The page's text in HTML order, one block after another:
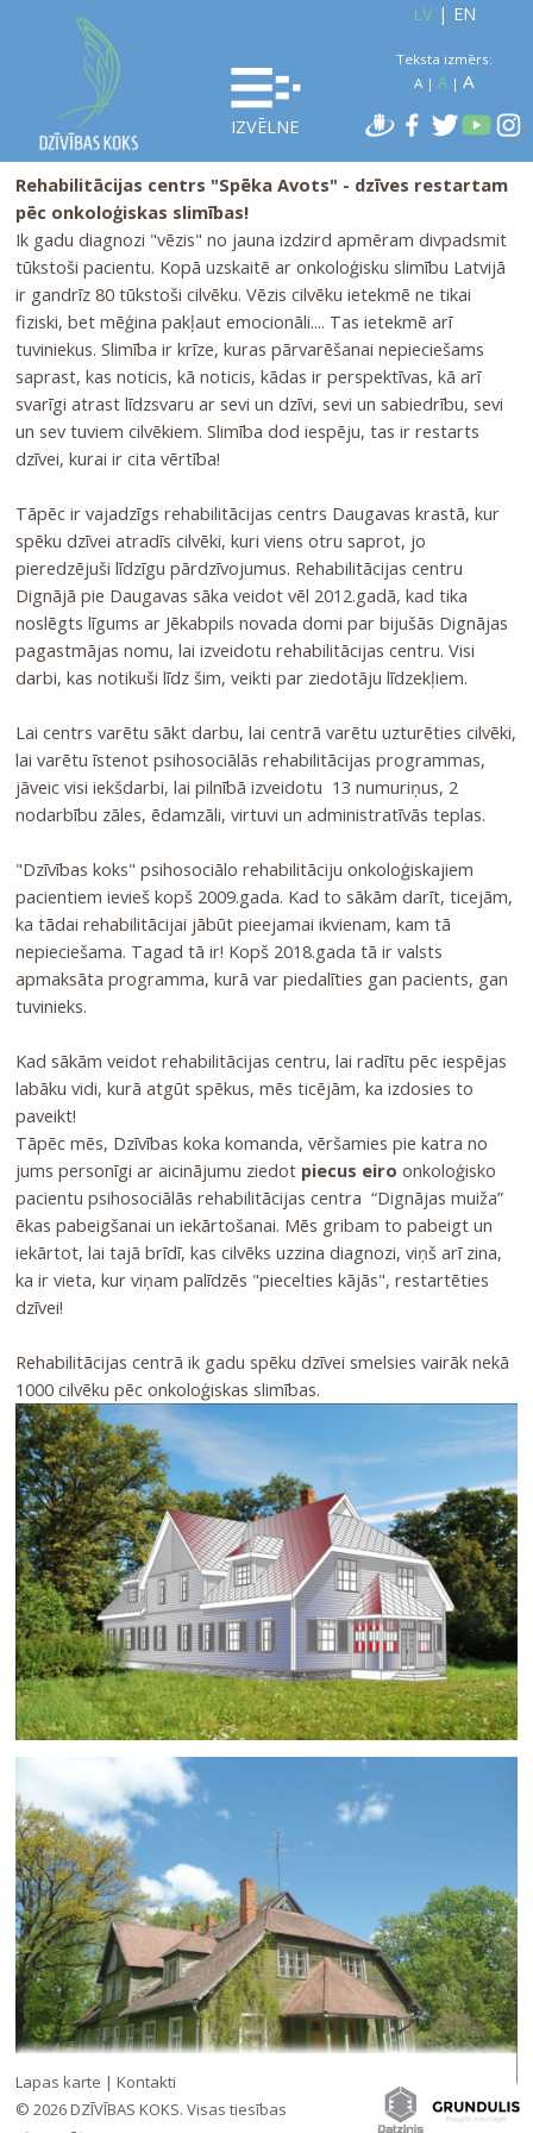
IZVĒLNE
LV| EN
Teksta izmērs:
A| A| A
Rehabilitācijas centrs "Spēka Avots" - dzīves restartam
pēc onkoloģiskas slimības!
Ik gadu diagnozi "vēzis" no jauna izdzird apmēram divpadsmit
tūkstoši pacientu. Kopā uzskaitē ar onkoloģisku slimību Latvijā
ir gandrīz 80 tūkstoši cilvēku. Vēzis cilvēku ietekmē ne tikai
fiziski, bet mēģina pakļaut emocionāli.... Tas ietekmē arī
tuviniekus. Slimība ir krīze, kuras pārvarēšanai nepieciešams
saprast, kas noticis, kā noticis, kādas ir perspektīvas, kā arī
svarīgi atrast līdzsvaru ar sevi un dzīvi, sevi un sabiedrību, sevi
un sev tuviem cilvēkiem. Slimība dod iespēju, tas ir restarts
dzīvei, kurai ir cita vērtība!
Tāpēc ir vajadzīgs rehabilitācijas centrs Daugavas krastā, kur
spēku dzīvei atradīs cilvēki, kuri viens otru saprot, jo
pieredzējuši līdzīgu pārdzīvojumus. Rehabilitācijas centru
Dignājā pie Daugavas sāka veidot vēl 2012.gadā, kad tika
noslēgts līgums ar Jēkabpils novada domi par bijušās Dignājas
pagastmājas nomu, lai izveidotu rehabilitācijas centru. Visi
darbi, kas notikuši līdz šim, veikti par ziedotāju līdzekļiem.
Lai centrs varētu sākt darbu, lai centrā varētu uzturēties cilvēki,
lai varētu īstenot psihosociālās rehabilitācijas programmas,
jāveic visi iekšdarbi, lai pilnībā izveidotu 13 numuriņus, 2
nodarbību zāles, ēdamzāli, virtuvi un administratīvās teplas.
"Dzīvības koks" psihosociālo rehabilitāciju onkoloģiskajiem
pacientiem ievieš kopš 2009.gada. Kad to sākām darīt, ticejām,
ka tādai rehabilitācijai jābūt pieejamai ikvienam, kam tā
nepieciešama. Tagad tā ir! Kopš 2018.gada tā ir valsts
apmaksāta programma, kurā var piedalīties gan pacients, gan
tuvinieks.
Kad sākām veidot rehabilitācijas centru, lai radītu pēc iespējas
labāku vidi, kurā atgūt spēkus, mēs ticējām, ka izdosies to
paveikt!
Tāpēc mēs, Dzīvības koka komanda, vēršamies pie katra no
jums personīgi ar aicinājumu ziedot piecus eiro onkoloģisko
pacientu psihosociālās rehabilitācijas centra “Dignājas muiža”
ēkas pabeigšanai un iekārtošanai. Mēs gribam to pabeigt un
iekārtot, lai tajā brīdī, kas cilvēks uzzina diagnozi, viņš arī zina,
ka ir vieta, kur viņam palīdzēs "piecelties kājās", restartēties
dzīvei!
Rehabilitācijas centrā ik gadu spēku dzīvei smelsies vairāk nekā
1000 cilvēku pēc onkoloģiskas slimības.
Lapas karte | Kontakti
© 2026 DZĪVĪBAS KOKS. Visas tiesības